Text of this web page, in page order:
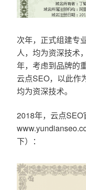
次年，正式组建专
人，均为资深技术
年，考虑到品牌的
云点SEO，以此作
均为资深技术。
2018年，云点SEO
下）：